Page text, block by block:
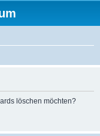
löschen möchten?